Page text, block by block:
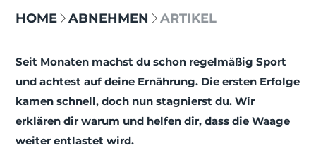
HOME ABNEHMEN ARTIKEL
Seit Monaten machst du schon regelmäßig Sport
und achtest auf deine Ernährung. Die ersten Erfolge
kamen schnell, doch nun stagnierst du. Wir
erklären dir warum und helfen dir, dass die Waage
weiter entlastet wird.